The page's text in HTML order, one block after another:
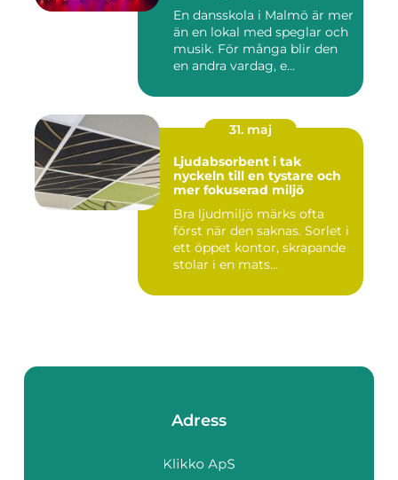
En dansskola i Malmö är mer
än en lokal med speglar och
musik. För många blir den
en andra vardag, e...
31. maj
Ljudabsorbent i tak
nyckeln till en tystare och
mer fokuserad miljö
Bra ljudmiljö märks ofta
först när den saknas. Sorlet i
ett öppet kontor, skrapande
stolar i en mats...
Adress